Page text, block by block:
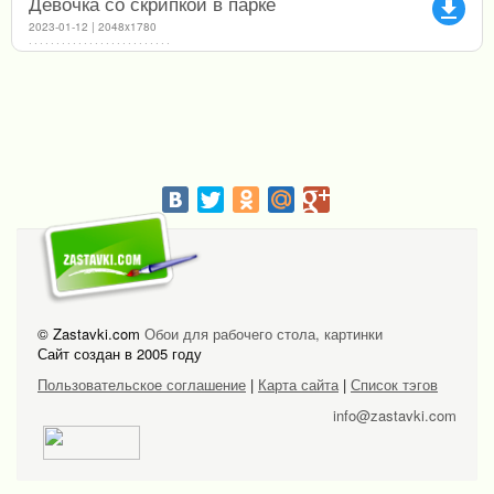
file_download
2023-01-12 | 2048x1780
© Zastavki.com Обои для рабочего стола, картинки
Сайт создан в 2005 году
Пользовательское соглашение | Карта сайта| Список тэгов
info@zastavki.com